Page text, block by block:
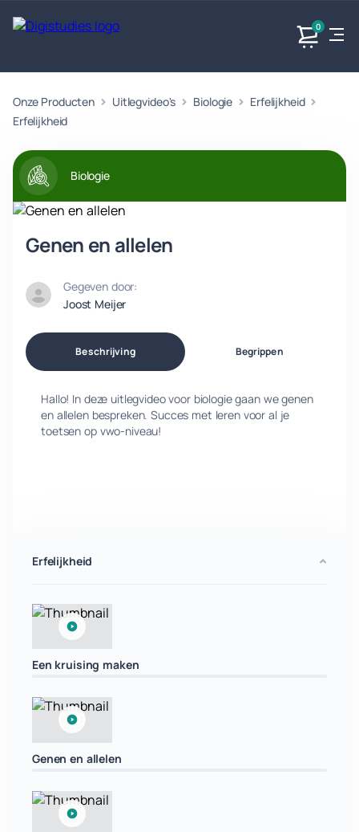
0
Exacte
vakken
Geen
vakken.
Taalvakken
vakken.
MaatschappijvakkenProducten
Onze Producten Uitlegvideo's Biologie
Erfelijkheid
Erfelijkheid
Biologie
Genen en allelen
Gegeven door:
Joost Meijer
Beschrijving Begrippen
Hallo! In deze uitlegvideo voor biologie gaan we genen
en allelen bespreken. Succes met leren voor al je
toetsen op vwo-niveau!
Erfelijkheid
Een kruising maken
Genen en allelen